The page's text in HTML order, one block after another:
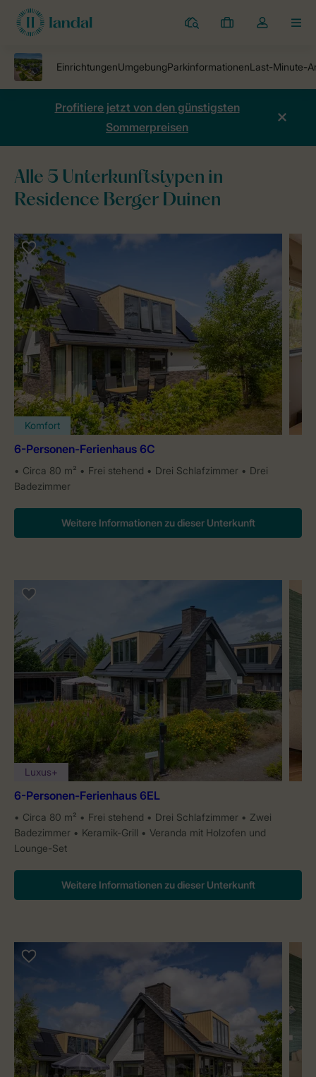
Ferienparks
Meine
Dropdown-
öffnen
Profitiere jetzt von den günstigsten
Sommerpreisen
Ferienparks Residence Berger Duinen Unterkünfte
Alle 5 Unterkunftstypen in
Residence Berger Duinen
Komfort
6-Personen-Ferienhaus 6C
Circa 80 m² Frei stehend Drei Schlafzimmer
Drei
Badezimmer
Weitere Informationen zu dieser Unterkunft
Luxus+
6-Personen-Ferienhaus 6EL
Circa 80 m² Frei stehend Drei Schlafzimmer
Zwei
Badezimmer
Keramik-Grill
Veranda mit Holzofen und
Lounge-Set
Weitere Informationen zu dieser Unterkunft